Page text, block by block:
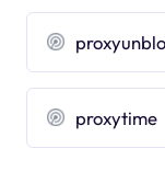
proxytime